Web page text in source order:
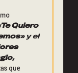
Quiero
y el
que